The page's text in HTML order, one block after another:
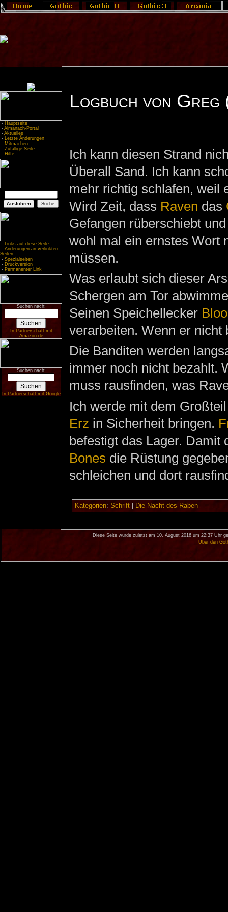
- Hauptseite
- Almanach-Portal
- Aktuelles
- Letzte Änderungen
- Mitmachen
- Zufällige Seite
- Hilfe
- Links auf diese Seite
- Änderungen an verlinkten
Seiten
- Spezialseiten
- Druckversion
- Permanenter Link
Suchen nach:
In Partnerschaft mit
Amazon.de
Suchen nach:
In Partnerschaft mit Google
Logbuch von
Ich kann diesen Strand
Überall Sand. Ich kann
mehr richtig schlafen, weil
Wird Zeit, dass Raven das
Gefangen rüberschiebt
wohl mal ein ernstes Wort
müssen.
Was erlaubt sich dieser
Schergen am Tor
Seinen Speichellecker
verarbeiten. Wenn er nicht
Die Banditen werden
immer noch nicht bezahlt.
muss rausfinden, was
Ich werde mit dem
Erz in Sicherheit bringen.
befestigt das Lager. Damit
Bones die Rüstung
schleichen und dort
Kategorien: Schrift| Die Nacht des Raben
Diese Seite wurde zuletzt am 10. August 2016 um 22:37 Uhr
Über den